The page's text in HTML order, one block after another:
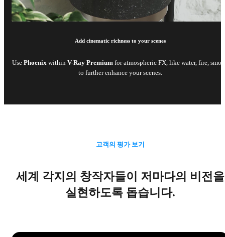
Add cinematic richness to your scenes
Use Phoenix within V-Ray Premium for atmospheric FX, like water, fire,
to further enhance your scenes.
세계 각지의 창작자들이 저마다의 비전을
실현하도록 돕습니다.
고객의 평가 보기